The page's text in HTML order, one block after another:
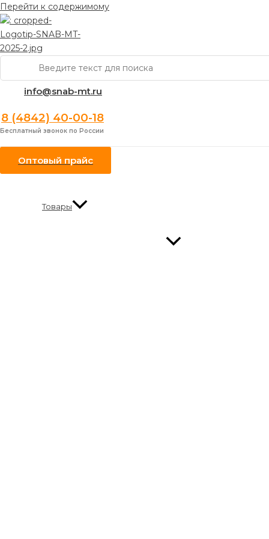
Перейти к содержимому
info@snab-mt.ru
8 (4842) 40-00-18
Бесплатный звонок по России
Оптовый прайс
Товары